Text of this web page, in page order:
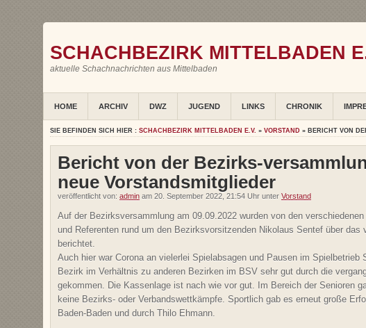
SCHACHBEZIRK MITTELBADEN
aktuelle Schachnachrichten aus Mittelbaden
HOME ARCHIV DWZ JUGEND LINKS CHRONIK
SIE BEFINDEN SICH HIER : SCHACHBEZIRK MITTELBADEN E.V. » VORSTAND » BERICHT VON
Bericht von der Bezirks-
neue Vorstandsmitglieder
veröffentlicht von: admin am 20. September 2022, 21:54 Uhr unter Vorstand
Auf der Bezirksversammlung am 09.09.2022 wurden von den
und Referenten rund um den Bezirksvorsitzenden Nikolaus Sentef über das
berichtet.
Auch hier war Corona an vielerlei Spielabsagen und Pausen im Spielbetrieb
Bezirk im Verhältnis zu anderen Bezirken im BSV sehr gut durch die
gekommen. Die Kassenlage ist nach wie vor gut. Im Bereich der Senioren
keine Bezirks- oder Verbandswettkämpfe. Sportlich gab es erneut große
Baden-Baden und durch Thilo Ehmann.